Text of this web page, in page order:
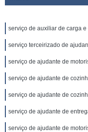
serviço de auxiliar de carga
serviço terceirizado de
serviço de ajudante de
serviço de ajudante de
serviço de ajudante de
serviço de ajudante de
serviço de ajudante de